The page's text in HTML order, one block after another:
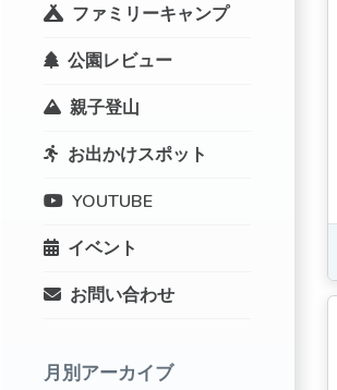
ファミリーキャンプ
公園レビュー
親子登山
お出かけスポット
YOUTUBE
イベント
お問い合わせ
月別アーカイブ